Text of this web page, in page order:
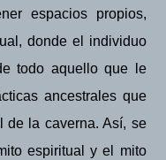
espacios propios,
donde el individuo
todo aquello que le
ancestrales que
de la caverna.Así, se
espiritual y el mito